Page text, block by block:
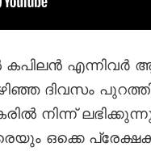
എന്നിവർ
ദിവസം
നിന്ന്
ഒക്കെ